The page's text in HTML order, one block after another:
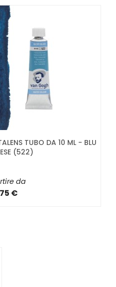
TUBO DA 10 ML - BLU
(522)
da
€